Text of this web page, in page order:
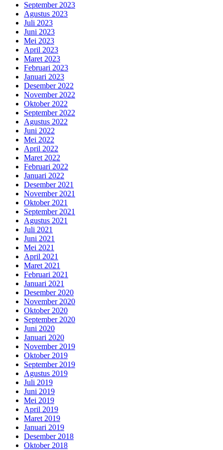
September 2023
Agustus 2023
Juli 2023
Juni 2023
Mei 2023
April 2023
Maret 2023
Februari 2023
Januari 2023
Desember 2022
November 2022
Oktober 2022
September 2022
Agustus 2022
Juni 2022
Mei 2022
April 2022
Maret 2022
Februari 2022
Januari 2022
Desember 2021
November 2021
Oktober 2021
September 2021
Agustus 2021
Juli 2021
Juni 2021
Mei 2021
April 2021
Maret 2021
Februari 2021
Januari 2021
Desember 2020
November 2020
Oktober 2020
September 2020
Juni 2020
Januari 2020
November 2019
Oktober 2019
September 2019
Agustus 2019
Juli 2019
Juni 2019
Mei 2019
April 2019
Maret 2019
Januari 2019
Desember 2018
Oktober 2018